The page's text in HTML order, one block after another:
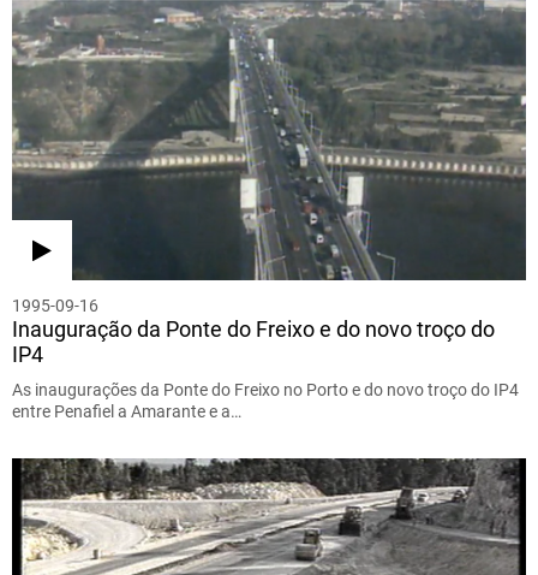
1995-09-16
Inauguração da Ponte do Freixo e do novo troço do
IP4
As inaugurações da Ponte do Freixo no Porto e do novo troço do IP4
entre Penafiel a Amarante e a…